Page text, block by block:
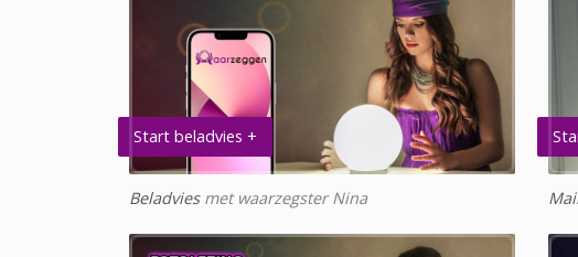
Start beladvies +
Beladviesmet waarzegster Nina